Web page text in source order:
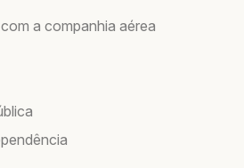
a companhia aérea